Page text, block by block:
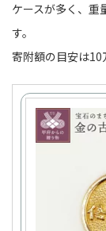
ケースが多く、重
す。
寄附額の目安は10